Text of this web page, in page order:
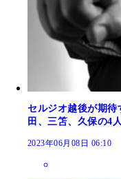
セルジオ越後が期
田、三笘、久保の4
2023年06月08日 06:10